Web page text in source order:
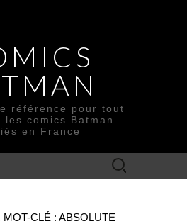
référence pour tout
les comics Batman
en France
Rechercher :
CLÉ : ABSOLUTE